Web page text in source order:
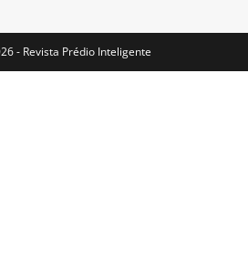
- Revista Prédio Inteligente